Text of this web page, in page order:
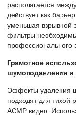
располагается
действует как
уменьшая взрывной
фильтры необходимы
профессионального
Грамотное
шумоподавления и
Эффекты удаления
подходят для тихой
АСМР видео.